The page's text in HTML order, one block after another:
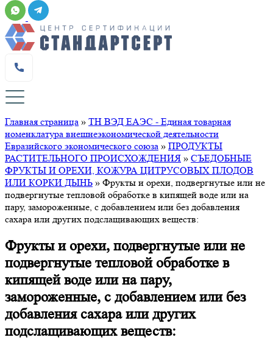
Главная страница » ТН ВЭД ЕАЭС - Единая товарная
номенклатура внешнеэкономической деятельности
Евразийского экономического союза » ПРОДУКТЫ
РАСТИТЕЛЬНОГО ПРОИСХОЖДЕНИЯ » СЪЕДОБНЫЕ
ФРУКТЫ И ОРЕХИ, КОЖУРА ЦИТРУСОВЫХ ПЛОДОВ
ИЛИ КОРКИ ДЫНЬ » Фрукты и орехи, подвергнутые или не
подвергнутые тепловой обработке в кипящей воде или на
пару, замороженные, с добавлением или без добавления
сахара или других подслащивающих веществ:
Фрукты и орехи, подвергнутые или не
подвергнутые тепловой обработке в
кипящей воде или на пару,
замороженные, с добавлением или без
добавления сахара или других
подслащивающих веществ: